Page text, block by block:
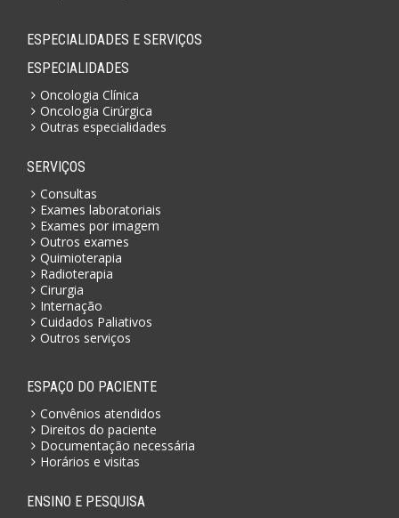
ESPECIALIDADES E SERVIÇOS
ESPECIALIDADES
Oncologia Clínica
Oncologia Cirúrgica
Outras especialidades
SERVIÇOS
Consultas
Exames laboratoriais
Exames por imagem
Outros exames
Quimioterapia
Radioterapia
Cirurgia
Internação
Cuidados Paliativos
Outros serviços
ESPAÇO DO PACIENTE
Convênios atendidos
Direitos do paciente
Documentação necessária
Horários e visitas
ENSINO E PESQUISA